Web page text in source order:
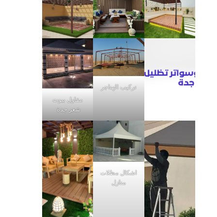
تركيب الهناجر
مقاول بيوت
شعر جدة
اشكال مظلات
منازل